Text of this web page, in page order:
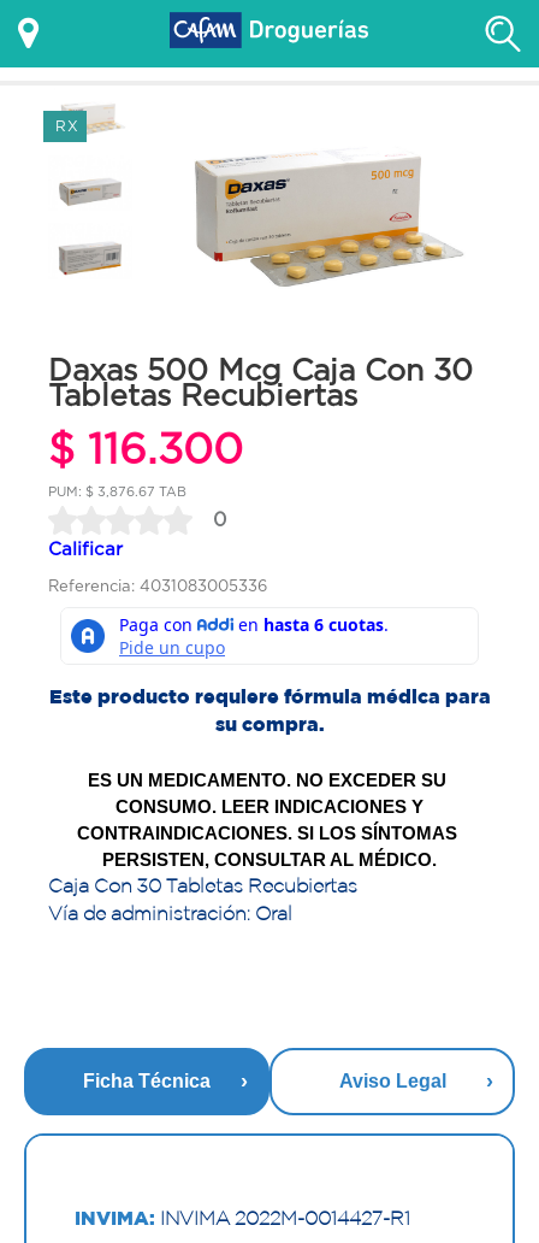
RX
Daxas 500 Mcg Caja Con 30
Tabletas Recubiertas
$ 116.300
PUM: $ 3,876.67 TAB
0
Calificar
Referencia: 4031083005336
Este producto requiere fórmula médica para
su compra.
ES UN MEDICAMENTO. NO EXCEDER SU
CONSUMO. LEER INDICACIONES Y
CONTRAINDICACIONES. SI LOS SÍNTOMAS
PERSISTEN, CONSULTAR AL MÉDICO.
Caja Con 30 Tabletas Recubiertas
Vía de administración: Oral
Ficha Técnica Aviso Legal
INVIMA: INVIMA 2022M-0014427-R1